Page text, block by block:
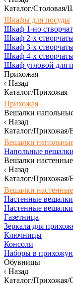
Каталог/
Шкафы для посуды
Шкаф 1-но
Шкаф 2-х
Шкаф 3-х
Шкаф 4-х
Шкаф угловой для
Прихожая
Назад
Каталог/Прихожая
Прихожая
Вешалки
Назад
Каталог/
Вешалки
Напольные
Вешалки настенные
Назад
Каталог/
Вешалки настенные
Настенные вешалки
Настенные
Газетница
Зеркала для
Ключницы
Консоли
Наборы в
Обувницы
Назад
Каталог/